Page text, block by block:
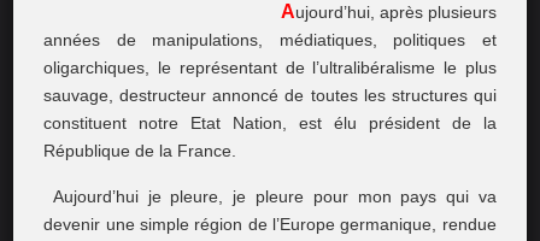
Aujourd’hui, après plusieurs
années de manipulations, médiatiques, politiques et
oligarchiques, le représentant de l’ultralibéralisme le plus
sauvage, destructeur annoncé de toutes les structures qui
constituent notre Etat Nation, est élu président de la
République de la France.
Aujourd’hui je pleure, je pleure pour mon pays qui va
devenir une simple région de l’Europe germanique, rendue